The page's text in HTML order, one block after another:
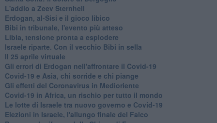
L'addio a ​Zeev Sternhell
Erdogan, al-Sisi e il gioco libico
Bibi in tribunale, l'evento più atteso
Libia, tensione pronta a esplodere
Israele riparte. Con il vecchio Bibi in sella
Il 25 aprile virtuale
Gli errori di Erdogan nell'affrontare il Covid-19
Covid-19 e Asia, chi sorride e chi piange
Gli effetti del Coronavirus in Medioriente
Covid-19 in Africa, un rischio per tutto il mondo
Le lotte di Israele tra nuovo governo e Covid-19
Elezioni in Israele, l'allungo finale del Falco